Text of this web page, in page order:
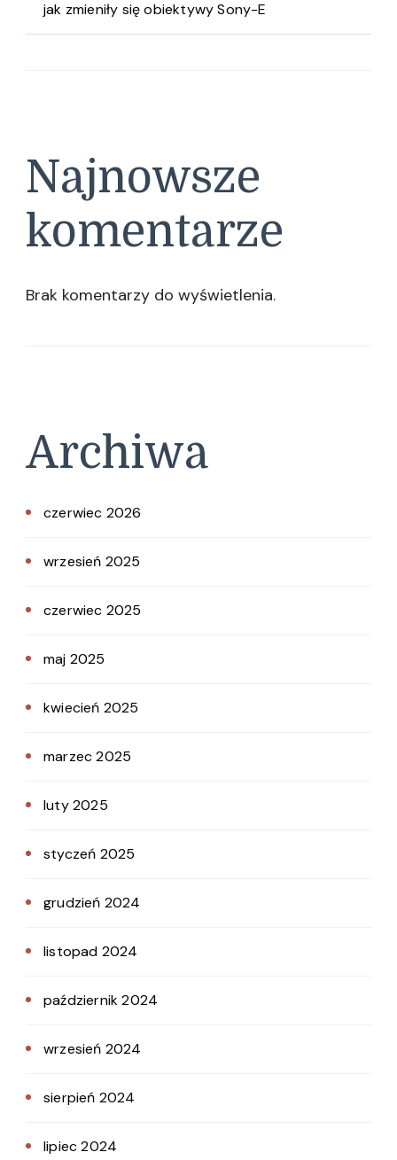
jak zmieniły się obiektywy Sony-E
Najnowsze
komentarze
Brak komentarzy do wyświetlenia.
Archiwa
czerwiec 2026
wrzesień 2025
czerwiec 2025
maj 2025
kwiecień 2025
marzec 2025
luty 2025
styczeń 2025
grudzień 2024
listopad 2024
październik 2024
wrzesień 2024
sierpień 2024
lipiec 2024